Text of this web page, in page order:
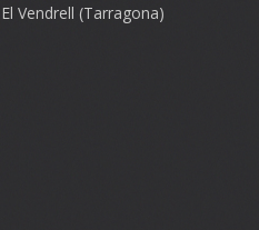
Vendrell (Tarragona)